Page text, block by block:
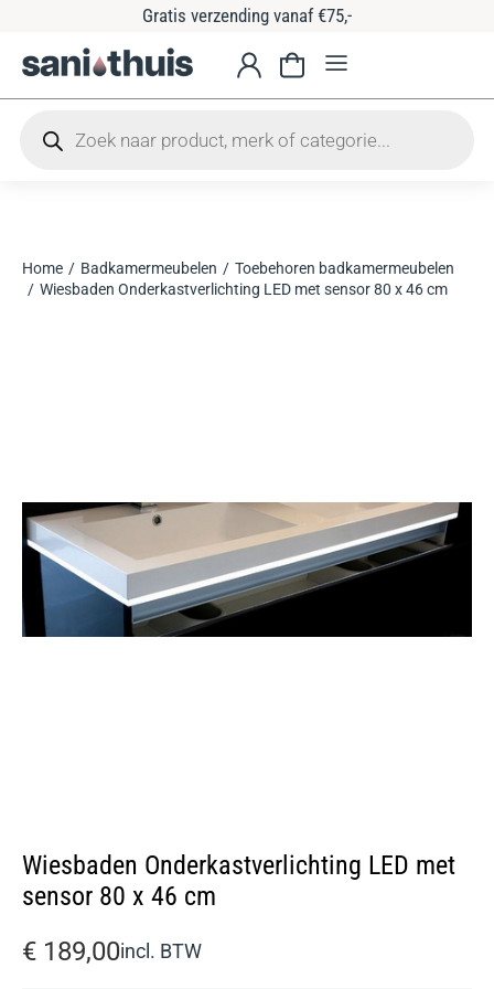
Gratis verzending vanaf €75,-
Je bent hier:
Home Badkamermeubelen
Toebehoren badkamermeubelen
Wiesbaden Onderkastverlichting LED met sensor 80 x 46 cm
Wiesbaden Onderkastverlichting LED met
sensor 80 x 46 cm
€ 189,00incl. BTW